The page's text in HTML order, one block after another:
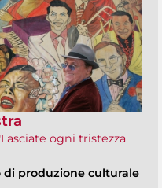
ogni tristezza
di produzione culturale